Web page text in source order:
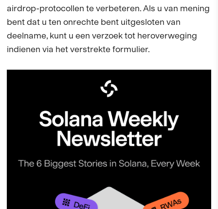
airdrop-protocollen te verbeteren. Als u van mening
bent dat u ten onrechte bent uitgesloten van
deelname, kunt u een verzoek tot heroverweging
indienen via het verstrekte formulier.